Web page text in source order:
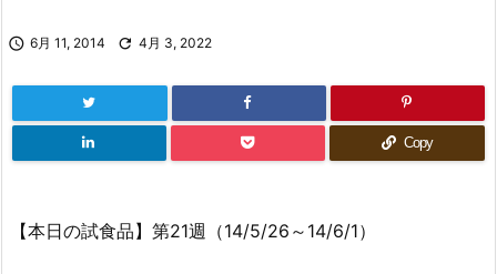
 6月 11, 2014  4月 3, 2022
Copy
【本日の試食品】第21週（14/5/26～14/6/1）